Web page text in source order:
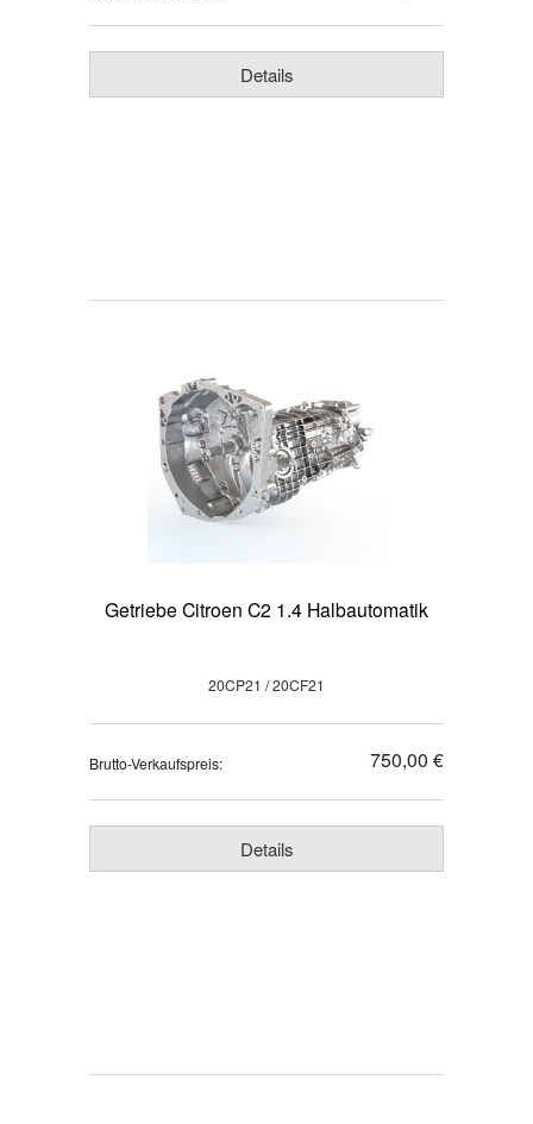
Details
Getriebe Citroen C2 1.4 Halbautomatik
20CP21 / 20CF21
Brutto-Verkaufspreis: 750,00 €
Details